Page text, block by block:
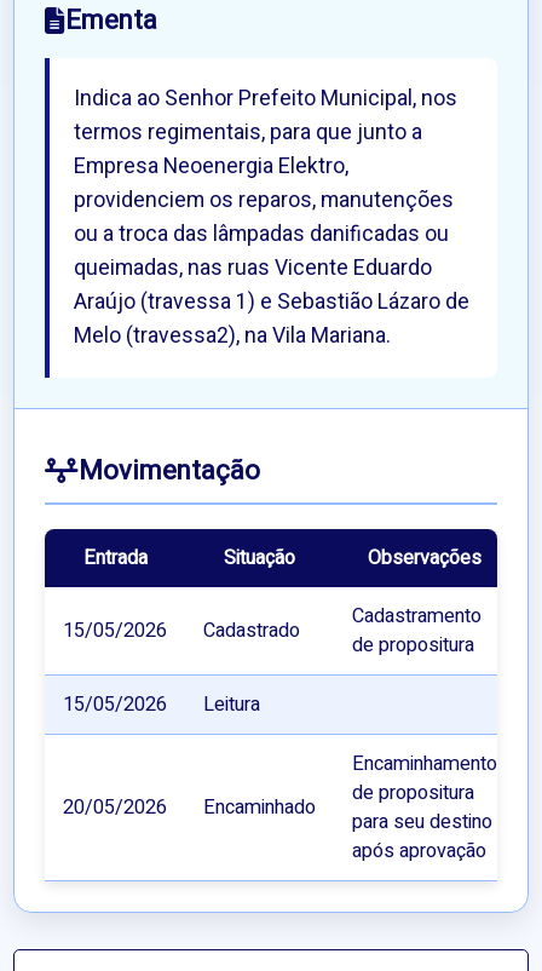
Ementa
Indica ao Senhor Prefeito Municipal, nos
termos regimentais, para que junto a
Empresa Neoenergia Elektro,
providenciem os reparos, manutenções
ou a troca das lâmpadas danificadas ou
queimadas, nas ruas Vicente Eduardo
Araújo (travessa 1) e Sebastião Lázaro de
Melo (travessa2), na Vila Mariana.
Movimentação
Entrada Situação Observações
15/05/2026 Cadastrado
Cadastramento
de propositura
15/05/2026 Leitura
20/05/2026 Encaminhado
Encaminhamento
de propositura
para seu destino
após aprovação